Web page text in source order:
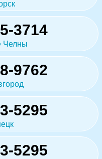
3714
Челны
9762
5295
5295